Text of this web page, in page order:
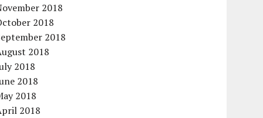
2018
2018
2018
2018
2018
2018
2018
2018